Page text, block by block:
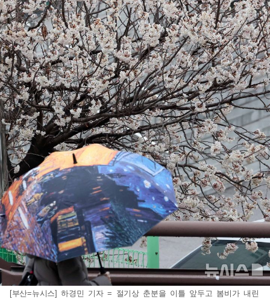
[부산=뉴시스] 하경민 기자 = 절기상 춘분을 이틀 앞두고 봄비가 내린